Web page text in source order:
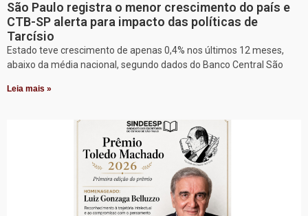
São Paulo registra o menor crescimento do país e
CTB-SP alerta para impacto das políticas de
Tarcísio
Estado teve crescimento de apenas 0,4% nos últimos 12 meses,
abaixo da média nacional, segundo dados do Banco Central São
Leia mais »